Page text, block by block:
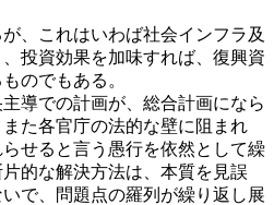
、これはいわば社会インフラ及
投資効果を加味すれば、復興資
のでもある。
導での計画が、総合計画になら
た各官庁の法的な壁に阻まれ
せると言う愚行を依然として繰
的な解決方法は、本質を見誤
で、問題点の羅列が繰り返し展